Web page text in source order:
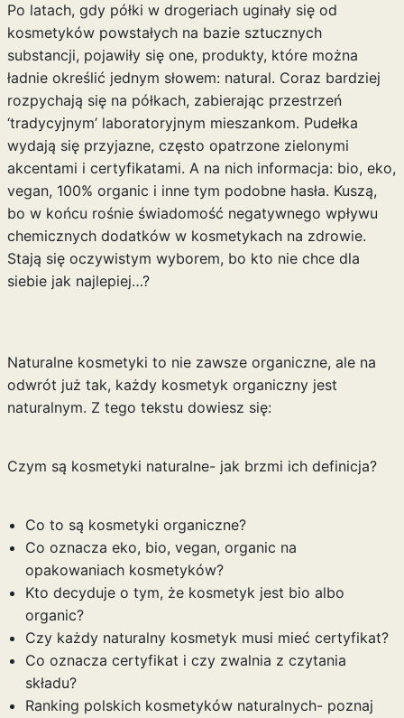
Po latach, gdy półki w drogeriach uginały się od
kosmetyków powstałych na bazie sztucznych
substancji, pojawiły się one, produkty, które można
ładnie określić jednym słowem: natural. Coraz bardziej
rozpychają się na półkach, zabierając przestrzeń
‘tradycyjnym’ laboratoryjnym mieszankom. Pudełka
wydają się przyjazne, często opatrzone zielonymi
akcentami i certyfikatami. A na nich informacja: bio, eko,
vegan, 100% organic i inne tym podobne hasła. Kuszą,
bo w końcu rośnie świadomość negatywnego wpływu
chemicznych dodatków w kosmetykach na zdrowie.
Stają się oczywistym wyborem, bo kto nie chce dla
siebie jak najlepiej…?
Naturalne kosmetyki to nie zawsze organiczne, ale na
odwrót już tak, każdy kosmetyk organiczny jest
naturalnym. Z tego tekstu dowiesz się:
Czym są kosmetyki naturalne- jak brzmi ich definicja?
Co to są kosmetyki organiczne?
Co oznacza eko, bio, vegan, organic na
opakowaniach kosmetyków?
Kto decyduje o tym, że kosmetyk jest bio albo
organic?
Czy każdy naturalny kosmetyk musi mieć certyfikat?
Co oznacza certyfikat i czy zwalnia z czytania
składu?
Ranking polskich kosmetyków naturalnych- poznaj